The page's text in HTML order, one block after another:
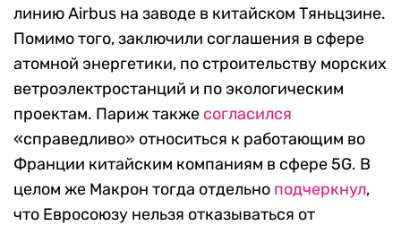
линию Airbus на заводе в китайском Тяньцзине.
Помимо того, заключили соглашения в сфере
атомной энергетики, по строительству морских
ветроэлектростанций и по экологическим
проектам. Париж также согласился
«справедливо» относиться к работающим во
Франции китайским компаниям в сфере 5G. В
целом же Макрон тогда отдельно подчеркнул,
что Евросоюзу нельзя отказываться от